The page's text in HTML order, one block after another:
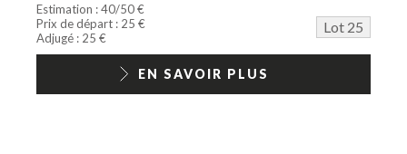
Estimation : 40/50 €
Prix de départ : 25 €
Lot 25
Adjugé : 25 €
EN SAVOIR PLUS